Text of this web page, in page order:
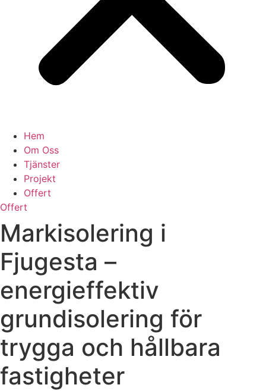
Hem
Om Oss
Tjänster
Projekt
Offert
Offert
Markisolering i
Fjugesta –
energieffektiv
grundisolering för
trygga och hållbara
fastigheter